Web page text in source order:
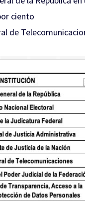
ciento
de